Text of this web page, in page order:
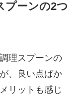
プーンの2つ
理スプーンの
、良い点ばか
リットも感じ